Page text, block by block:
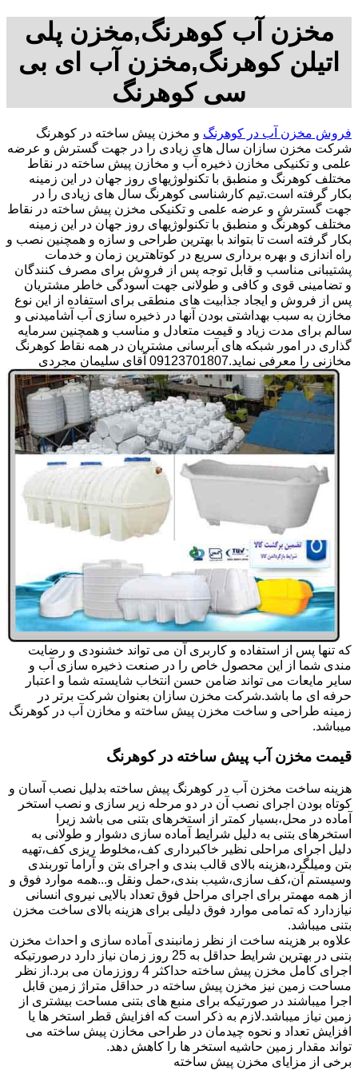
مخزن آب کوهرنگ,مخزن پلی
اتیلن کوهرنگ,مخزن آب ای بی
سی کوهرنگ
فروش مخزن آب در کوهرنگ و مخزن پیش ساخته در کوهرنگ
شرکت مخزن سازان سال های زیادی را در جهت گسترش و عرضه
علمی و تکنیکی مخازن ذخیره آب و مخازن پیش ساخته در نقاط
مختلف کوهرنگ و منطبق با تکنولوژیهای روز جهان در این زمینه
بکار گرفته است.تیم کارشناسی کوهرنگ سال های زیادی را در
جهت گسترش و عرضه علمی و تکنیکی مخزن پیش ساخته در نقاط
مختلف کوهرنگ و منطبق با تکنولوژیهای روز جهان در این زمینه
بکار گرفته است تا بتواند با بهترین طراحی و سازه و همچنین نصب و
راه اندازی و بهره برداری سریع در کوتاهترین زمان و خدمات
پشتیبانی مناسب و قابل توجه پس از فروش برای مصرف کنندگان
و تضامینی قوی و کافی و طولانی جهت آسودگی خاطر مشتریان
پس از فروش و ایجاد جذابیت های منطقی برای استفاده از این نوع
مخازن به سبب بهداشتی بودن آنها در ذخیره سازی آب آشامیدنی و
سالم برای مدت زیاد و قیمت متعادل و مناسب و همچنین سرمایه
گذاری در امور شبکه های آبرسانی مشتریان در همه نقاط کوهرنگ
مخازنی را معرفی نماید.09123701807 آقای سلیمان مجردی
که تنها پس از استفاده و کاربری آن می تواند خشنودی و رضایت
مندی شما از این محصول خاص را در صنعت ذخیره سازی آب و
سایر مایعات می تواند ضامن حسن انتخاب شایسته شما و اعتبار
حرفه ای ما باشد.شرکت مخزن سازان بعنوان شرکت برتر در
زمینه طراحی و ساخت مخزن پیش ساخته و مخازن آب در کوهرنگ
میباشد.
قیمت مخزن آب پیش ساخته در کوهرنگ
هزینه ساخت مخزن آب در کوهرنگ پیش ساخته بدلیل نصب آسان و
کوتاه بودن اجرای نصب آن در دو مرحله زیر سازی و نصب استخر
آماده در محل،بسیار کمتر از استخرهای بتنی می باشد زیرا
استخرهای بتنی به دلیل شرایط آماده سازی دشوار و طولانی به
دلیل اجرای مراحلی نظیر خاکبرداری کف،مخلوط ریزی کف،تهیه
بتن ومیلگرد،هزینه بالای قالب بندی و اجرای بتن و آراما توربندی
وسیستم آن،کف سازی،شیب بندی،حمل ونقل و...همه موارد فوق و
از همه مهمتر برای اجرای مراحل فوق تعداد بالایی نیروی انسانی
نیازدارد که تمامی موارد فوق دلیلی برای هزینه بالای ساخت مخزن
بتنی میباشد.
علاوه بر هزینه ساخت از نظر زمانبندی آماده سازی و احداث مخزن
بتنی در بهترین شرایط حداقل به 25 روز زمان نیاز دارد درصورتیکه
اجرای کامل مخزن پیش ساخته حداکثر 4 روززمان می برد.از نظر
مساحت زمین نیز مخزن پیش ساخته در حداقل متراژ زمین قابل
اجرا میباشند در صورتیکه برای منبع های بتنی مساحت بیشتری از
زمین نیاز میباشد.لازم به ذکر است که افزایش قطر استخر ها یا
افزایش تعداد و نحوه چیدمان در طراحی مخازن پیش ساخته می
تواند مقدار زمین حاشیه استخر ها را کاهش دهد.
برخی از مزایای مخزن پیش ساخته